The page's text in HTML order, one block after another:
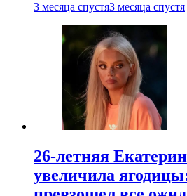
3 месяца спустя3 месяца спустя
26-летняя
увеличила